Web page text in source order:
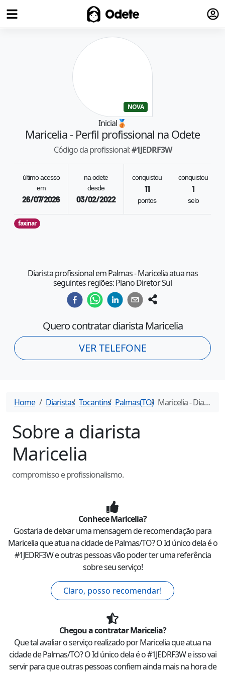
Odete
NOVA
Inicial🥉
Maricelia- Perfil profissional na Odete
Código da profissional:#1JEDRF3W
último acesso
em
26/07/2026
na odete
desde
03/02/2022
conquistou
11
pontos
conquistou
1
selo
faxinar
Diarista profissional em Palmas - Maricelia atua nas
seguintes regiões: Plano Diretor Sul
Quero contratar diarista Maricelia
VER TELEFONE
Home Diaristas Tocantins Palmas(TO) Maricelia- Diarista em
Sobre a diarista
Maricelia
compromisso e profissionalismo.
ConheceMaricelia?
Gostaria de deixar uma mensagem de recomendação para
Mariceliaque atua na cidade dePalmas/TO? O Id único dela é o
#1JEDRF3We outras pessoas vão poder ter uma referência
sobre seu serviço!
Claro, posso recomendar!
Chegou a contratarMaricelia?
Que tal avaliar o serviço realizado porMariceliaque atua na
cidade dePalmas/TO? O Id único dela é o #1JEDRF3We isso vai
servir para que outras pessoas confiem ainda mais na hora de